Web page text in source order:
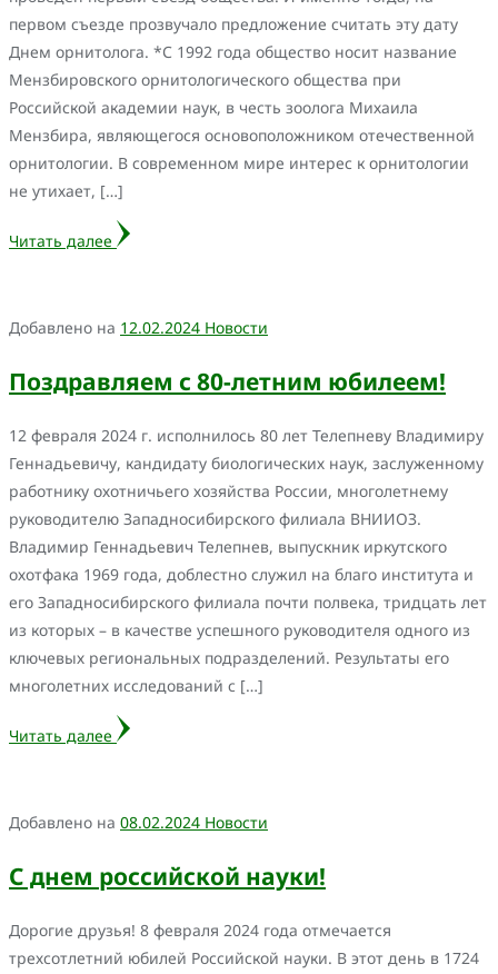
первом съезде прозвучало предложение считать эту дату
Днем орнитолога. *С 1992 года общество носит название
Мензбировского орнитологического общества при
Российской академии наук, в честь зоолога Михаила
Мензбира, являющегося основоположником отечественной
орнитологии. В современном мире интерес к орнитологии
не утихает, […]
Читать далее
Добавлено на 12.02.2024 Новости
Поздравляем с 80-летним юбилеем!
12 февраля 2024 г. исполнилось 80 лет Телепневу Владимиру
Геннадьевичу, кандидату биологических наук, заслуженному
работнику охотничьего хозяйства России, многолетнему
руководителю Западносибирского филиала ВНИИОЗ.
Владимир Геннадьевич Телепнев, выпускник иркутского
охотфака 1969 года, доблестно служил на благо института и
его Западносибирского филиала почти полвека, тридцать лет
из которых – в качестве успешного руководителя одного из
ключевых региональных подразделений. Результаты его
многолетних исследований с […]
Читать далее
Добавлено на 08.02.2024 Новости
С днем российской науки!
Дорогие друзья! 8 февраля 2024 года отмечается
трехсотлетний юбилей Российской науки. В этот день в 1724